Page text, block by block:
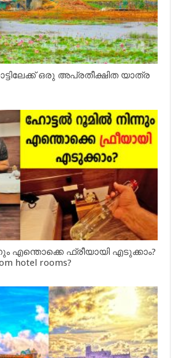
ഒരു അപ്രതീക്ഷിത യാത്ര
എന്തൊക്കെ ഫ്രീയായി എടുക്കാം?
hotel rooms?